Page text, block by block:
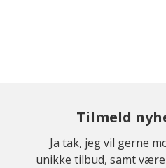
Tilmeld
Ja tak, jeg vil gerne
unikke tilbud, samt